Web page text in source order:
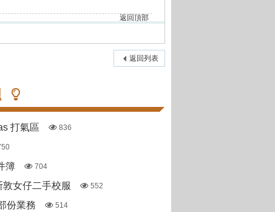
返回頂部
返回列表
打氣區 836
簿 704
女仔二手校服 552
份業務 514